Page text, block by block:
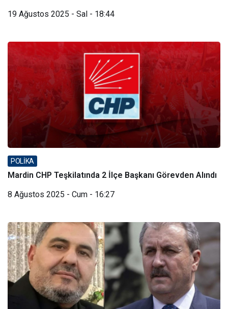
19 Ağustos 2025 - Sal - 18:44
POLİKA
Mardin CHP Teşkilatında 2 İlçe Başkanı Görevden Alındı
8 Ağustos 2025 - Cum - 16:27